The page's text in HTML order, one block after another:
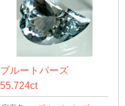
ブルートパーズ
55.724ct